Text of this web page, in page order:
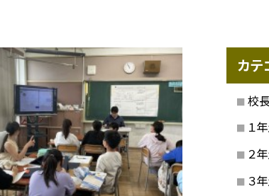
カテ
校
１
２
３